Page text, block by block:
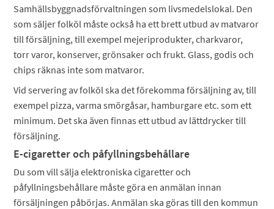
Samhällsbyggnadsförvaltningen som livsmedelslokal. Den
som säljer folköl måste också ha ett brett utbud av matvaror
till försäljning, till exempel mejeriprodukter, charkvaror,
torr varor, konserver, grönsaker och frukt. Glass, godis och
chips räknas inte som matvaror.
Vid servering av folköl ska det förekomma försäljning av, till
exempel pizza, varma smörgåsar, hamburgare etc. som ett
minimum. Det ska även finnas ett utbud av lättdrycker till
försäljning.
E-cigaretter och påfyllningsbehållare
Du som vill sälja elektroniska cigaretter och
påfyllningsbehållare måste göra en anmälan innan
försäljningen påbörjas. Anmälan ska göras till den kommun